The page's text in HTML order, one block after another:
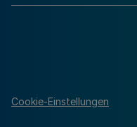
Cookie-Einstellungen